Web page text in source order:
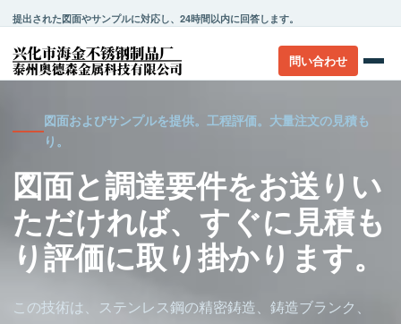
提出された図面やサンプルに対応し、24時間以内に回答します。
問い合わせ
図面およびサンプルを提供。工程評価。大量注文の見積も
り。
図面と調達要件をお送りい
ただければ、すぐに見積も
り評価に取り掛かります。
この技術は、ステンレス鋼の精密鋳造、鋳造ブランク、